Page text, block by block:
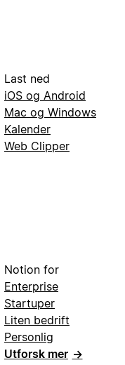
Last ned
iOS og Android
Mac og Windows
Kalender
Web Clipper
Notion for
Enterprise
Startuper
Liten bedrift
Personlig
Utforsk mer →